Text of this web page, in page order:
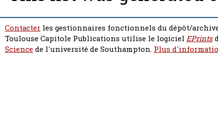
Contacter les gestionnaires fonctionnels du dépôt/
Toulouse Capitole Publications utilise le logiciel EPrints
Sciencede l'université de Southampton. Plus